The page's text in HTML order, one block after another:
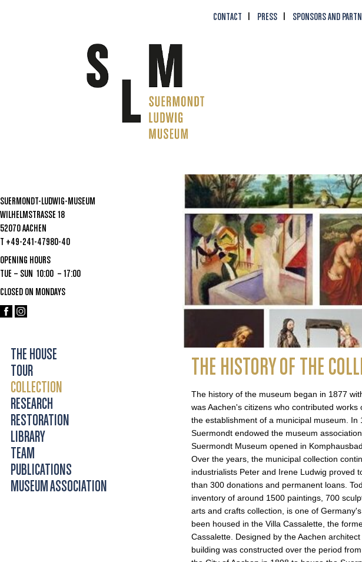
CONTACT PRESS SPONSORS AND
SUERMONDT-LUDWIG-MUSEUM
WILHELMSTRASSE 18
52070 AACHEN
T +49-241-47980-40
OPENING HOURS
TUE – SUN 10:00 – 17:00
CLOSED ON MONDAYS
THE HOUSE
TOUR
COLLECTION
RESEARCH
RESTORATION
LIBRARY
TEAM
PUBLICATIONS
MUSEUM ASSOCIATION
THE HISTORY OF THE
The history of the museum began in 1877
was Aachen's citizens who contributed
the establishment of a municipal museum.
Suermondt endowed the museum
Suermondt Museum opened in
Over the years, the municipal collection
industrialists Peter and Irene Ludwig proved
than 300 donations and permanent loans.
inventory of around 1500 paintings, 700
arts and crafts collection, is one of
been housed in the Villa Cassalette, the
Cassalette. Designed by the Aachen
building was constructed over the period